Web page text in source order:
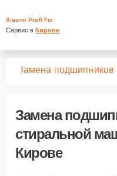
Xiaomi Profi Fix
Сервис в Кирове
Замена подшипников
Замена
стиральной
Кирове